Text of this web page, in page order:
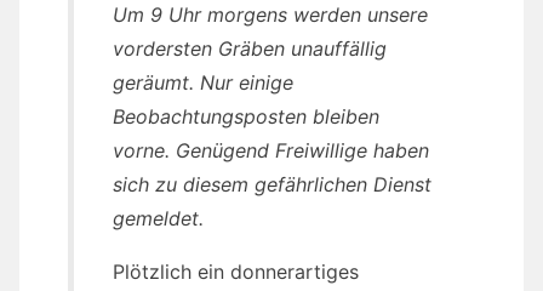
Um 9 Uhr morgens werden unsere
vordersten Gräben unauffällig
geräumt. Nur einige
Beobachtungsposten bleiben
vorne. Genügend Freiwillige haben
sich zu diesem gefährlichen Dienst
gemeldet.
Plötzlich ein donnerartiges